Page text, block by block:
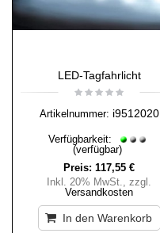
LED-Tagfahrlicht
Artikelnummer: i9512020
Verfügbarkeit:
(verfügbar)
Preis: 117,55 €
Inkl. 20% MwSt., zzgl.
Versandkosten
In den Warenkorb